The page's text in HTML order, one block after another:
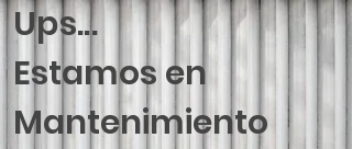
Ups...
Estamos en
Mantenimiento